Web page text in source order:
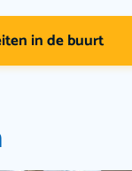
in de buurt